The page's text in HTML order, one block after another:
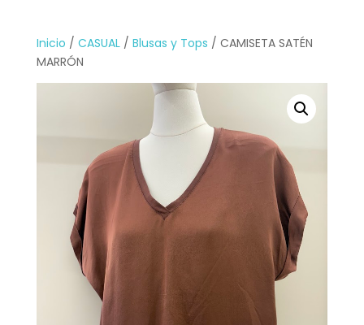
Inicio / CASUAL/ Blusas y Tops / CAMISETA SATÉN
MARRÓN